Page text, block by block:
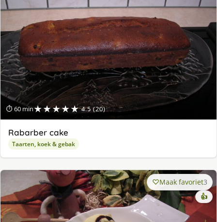
⏱ 60 min★★★★★ 4.5 (20)
Rabarber cake
Taarten, koek & gebak
Maak favoriet3
👍